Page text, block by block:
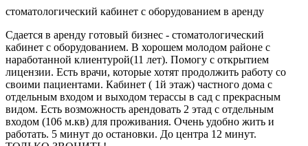
стоматологический кабинет с оборудованием в аренду
Сдается в аренду готовый бизнес - стоматологический
кабинет с оборудованием. В хорошем молодом районе с
наработанной клиентурой(11 лет). Помогу с открытием
лицензии. Есть врачи, которые хотят продолжить работу со
своими пациентами. Кабинет ( 1й этаж) частного дома с
отдельным входом и выходом терассы в сад с прекрасным
видом. Есть возможность арендовать 2 этад с отдельным
входом (106 м.кв) для проживания. Очень удобно жить и
работать. 5 минут до остановки. До центра 12 минут.